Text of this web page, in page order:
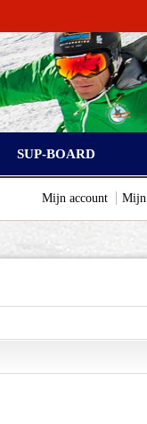
SUP-BOARD
Mijn account Mijn